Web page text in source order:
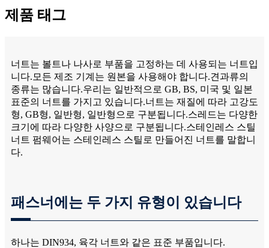
제품 태그
너트는 볼트나 나사로 부품을 고정하는 데 사용되는 너트입
니다.모든 제조 기계는 원본을 사용해야 합니다.견과류의
종류는 많습니다.우리는 일반적으로 GB, BS, 미국 및 일본
표준의 너트를 가지고 있습니다.너트는 재질에 따라 고강도
형, GB형, 일반형, 일반형으로 구분됩니다.스레드는 다양한
크기에 따라 다양한 사양으로 구분됩니다.스테인레스 스틸
너트 펌웨어는 스테인레스 스틸로 만들어진 너트를 말합니
다.
패스너에는 두 가지 유형이 있습니다
하나는 DIN934, 육각 너트와 같은 표준 부품입니다.